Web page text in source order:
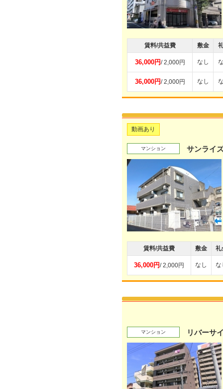
賃料/共益費 敷金
36,000円/ 2,000円 なし
36,000円/ 2,000円 なし
動画あり
マンション サンライ
賃料/共益費 敷金 礼
36,000円/ 2,000円 なし な
マンション リバーサ